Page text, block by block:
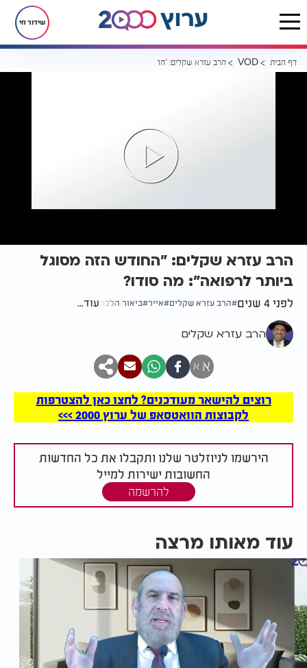
שידור חי
דף הבית VOD הרב עזרא שקלים: "החודש הזה מסוגל ביותר לרפואה": מה סודו?
הרב עזרא שקלים: "החודש הזה מסוגל
ביותר לרפואה": מה סודו?
לפני 4 שנים הרב עזרא שקלים אייר ביאור הלכה עוד...
הרב עזרא שקלים
א א
רוצים להישאר מעודכנים? לחצו כאן להצטרפות
לקבוצות הוואטסאפ של ערוץ 2000 >>>
הירשמו לניוזלטר שלנו ותקבלו את כל החדשות
החשובות ישירות למייל
להרשמה
עוד מאותו מרצה